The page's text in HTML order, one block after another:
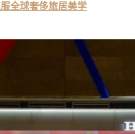
全球奢侈旅居美学